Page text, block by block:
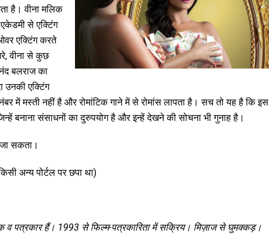
है। वीना मलिक
से एक्टिंग
एक्टिंग करते
वीना से कुछ
बलराज का
उनकी एक्टिंग
में मस्ती नहीं है और रोमांटिक गाने में से रोमांस लापता है। सच तो यह है कि इस
बनाना संसाधनों का दुरुपयोग है और इन्हें देखने की सोचना भी गुनाह है।
सकता।
अन्य पोर्टल पर छपा था)
व पत्रकार हैं। 1993 से फिल्म-पत्रकारिता में सक्रिय। मिज़ाज से घुमक्कड़।